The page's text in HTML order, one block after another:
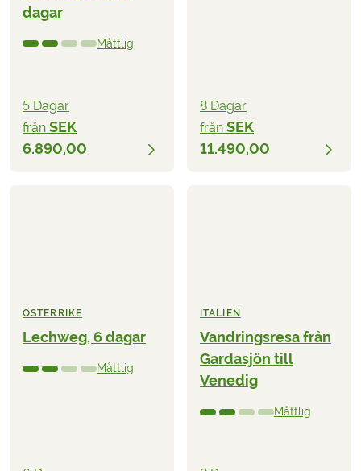
dagar
Måttlig
5 Dagar
från SEK
6.890,00
8 Dagar
från SEK
11.490,00
ÖSTERRIKE
Lechweg, 6 dagar
Måttlig
ITALIEN
Vandringsresa från
Gardasjön till
Venedig
Måttlig